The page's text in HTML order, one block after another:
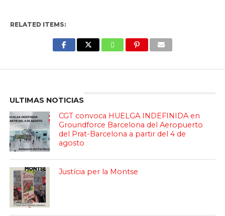
RELATED ITEMS:
ULTIMAS NOTICIAS
CGT convoca HUELGA INDEFINIDA en
Groundforce Barcelona del Aeropuerto
del Prat-Barcelona a partir del 4 de
agosto
Justícia per la Montse